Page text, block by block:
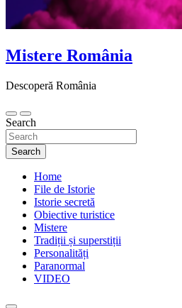
Mistere România
Descoperă România
Search
Search
Home
File de Istorie
Istorie secretă
Obiective turistice
Mistere
Tradiții și superstiții
Personalități
Paranormal
VIDEO